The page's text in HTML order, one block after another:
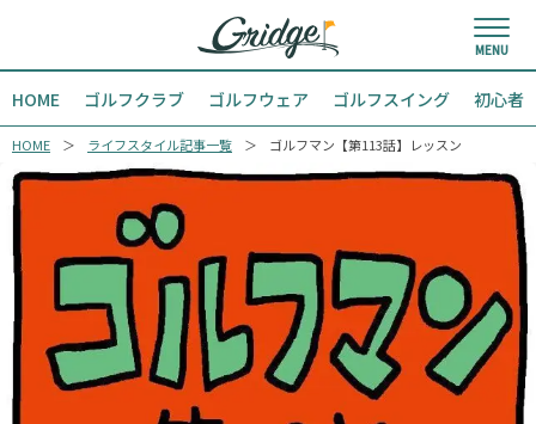
HOME ゴルフクラブ ゴルフウェア ゴルフスイング 初心者
HOME ライフスタイル記事一覧 ゴルフマン【第113話】レッスン